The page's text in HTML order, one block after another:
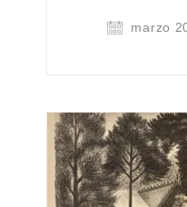
marzo